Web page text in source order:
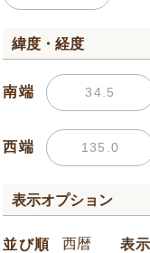
緯度・経度
南端
西端
表示オプション
並び順 表